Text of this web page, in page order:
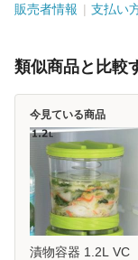
販売者情報 支払い
類似商品と比較
漬物容器 1.2L VC
今見ている商品